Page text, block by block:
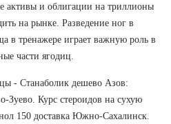
активы и облигации на триллионы
на рынке. Разведение ног в
в тренажере играет важную роль в
части ягодиц.
- Станаболик дешево Азов:
Курс стероидов на сухую
150 доставка Южно-Сахалинск.